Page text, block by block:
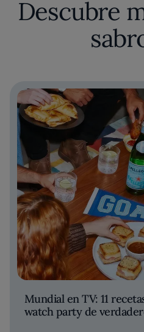
Descubre
Mundial en TV: 11
watch party de